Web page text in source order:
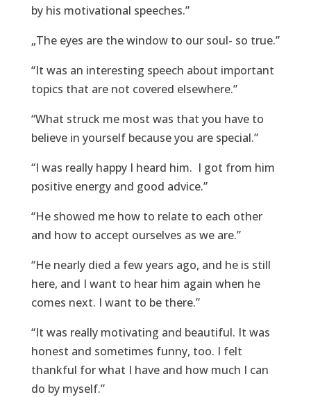
by his motivational speeches.”
„The eyes are the window to our soul- so true.”
“It was an interesting speech about important
topics that are not covered elsewhere.”
“What struck me most was that you have to
believe in yourself because you are special.”
“I was really happy I heard him. I got from him
positive energy and good advice.”
“He showed me how to relate to each other
and how to accept ourselves as we are.”
“He nearly died a few years ago, and he is still
here, and I want to hear him again when he
comes next. I want to be there.”
“It was really motivating and beautiful. It was
honest and sometimes funny, too. I felt
thankful for what I have and how much I can
do by myself.”